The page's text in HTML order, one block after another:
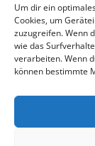
Um dir ein
Cookies, um
zuzugreifen. Wenn
wie das
verarbeiten. Wenn
können bestimmte